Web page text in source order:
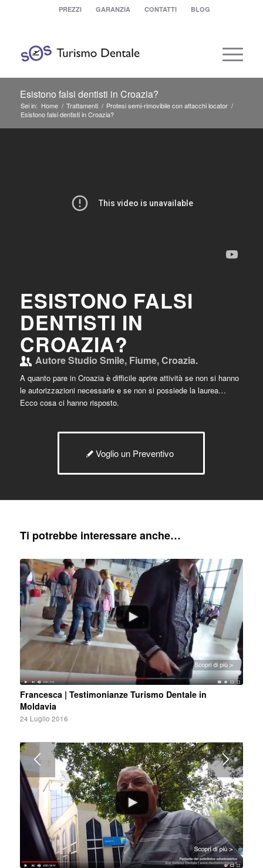
PREZZI GARANZIA CONTATTI BLOG
Esistono falsi dentisti in Croazia?
Sei in: Home / Trattamenti / Protesi semi-rimovibile con attacchi locator /
Esistono falsi dentisti in Croazia?
ESISTONO FALSI
DENTISTI IN
CROAZIA?
AutoreStudio Smile, Fiume, Croazia.
A quanto pare in Croazia è difficile aprire attività se non si hanno
le autorizzazioni necessarie e se non si possiede la laurea…
Ecco cosa ci hanno risposto.
Voglio un Preventivo
Ti potrebbe interessare anche…
Francesca | Testimonianze Turismo Dentale in
Moldavia
24 Luglio 2016